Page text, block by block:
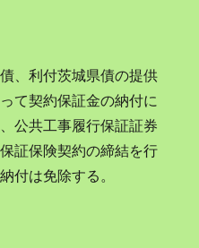
、利付茨城県債の提供
て契約保証金の納付に
公共工事履行保証証券
証保険契約の締結を行
付は免除する。